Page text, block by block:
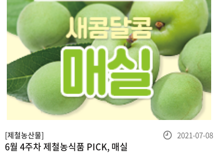
6월 4주차 제철농식품 PICK, 매실
[제철농산물]
등
2021-07-08